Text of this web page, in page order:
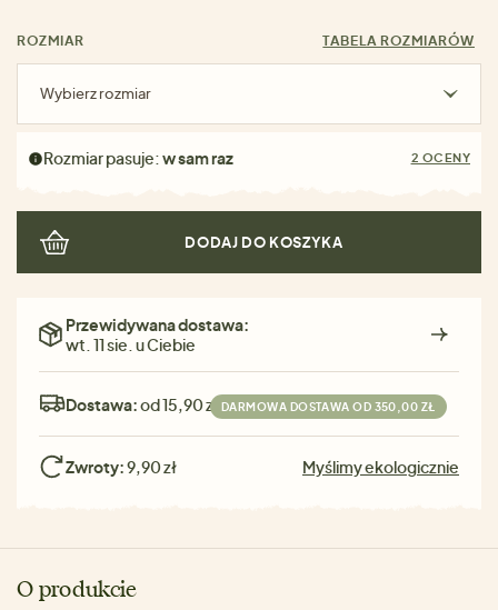
ROZMIAR TABELA ROZMIARÓW
Wybierz rozmiar
Rozmiar pasuje:w sam raz 2 OCENY
DODAJ DO KOSZYKA
Przewidywana dostawa:
wt. 11 sie. u Ciebie
Dostawa:od 15,90 zł DARMOWA DOSTAWA OD 350,00 ZŁ
Zwroty:9,90 zł Myślimy ekologicznie
O produkcie